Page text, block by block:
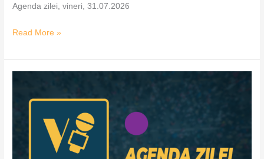
Agenda zilei, vineri, 31.07.2026
Read More »
30.07.2026